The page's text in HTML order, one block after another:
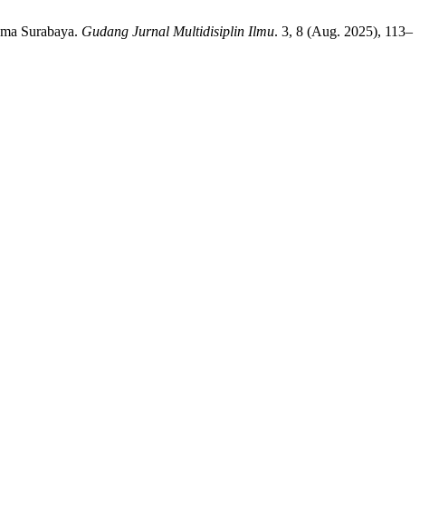
Surabaya. Gudang Jurnal Multidisiplin Ilmu. 3, 8 (Aug. 2025), 113–